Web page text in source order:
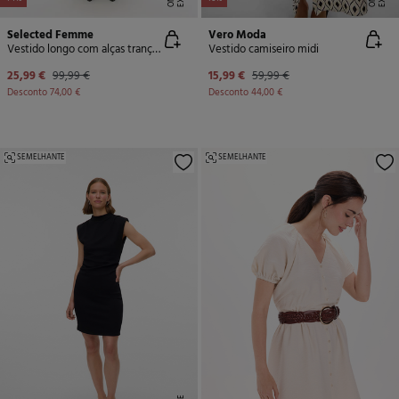
Selected Femme
Vestido longo com alças trançadas
25,99 € 99,99 €
Desconto74,00 €
Vero Moda
Vestido camiseiro midi
15,99 € 59,99 €
Desconto44,00 €
SEMELHANTE SEMELHANTE